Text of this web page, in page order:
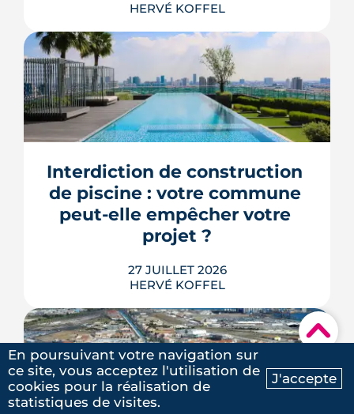
Ma recherche Contactez-nous
▾
HERVÉ KOFFEL
Trente mesures, huit codes, un mot
d'ordre : faire agir les maires plus vite.
Le deuxième méga-décret de
photovoltaïque et l'habitat, mais
plusieurs de ses raccourcis inquiètent
déjà le juge consultatif des normes.
LIRE L'ARTICLE
Interdiction de construction
de piscine : votre commune
peut-elle empêcher votre
projet ?
27 JUILLET 2026
HERVÉ KOFFEL
Construire une piscine sur son propre
terrain n'a rien d'un droit acquis. Entre
En poursuivant votre navigation sur
ce site, vous acceptez l'utilisation de
cookies pour la réalisation de
statistiques de visites.
J'accepte